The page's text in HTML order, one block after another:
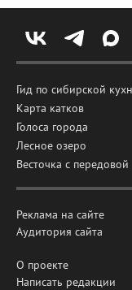
Гид по сибирской
Карта катков
Голоса города
Лесное озеро
Весточка с передовой
Реклама на сайте
Аудитория сайта
О проекте
Написать редакции